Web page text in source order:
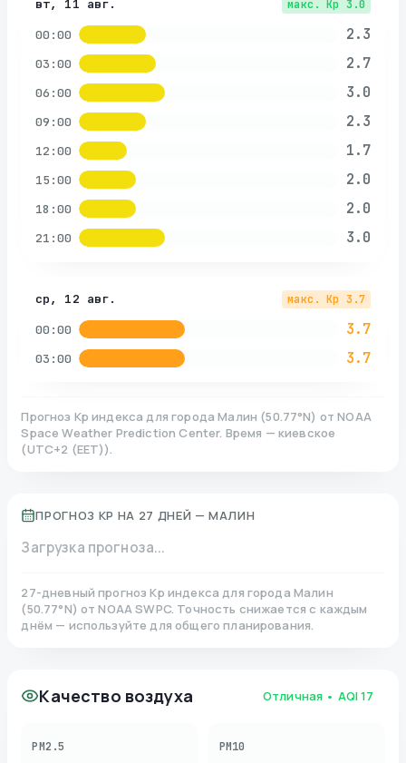
вт, 11 авг. макс. Kp 3.0
00:00 2.3
03:00 2.7
06:00 3.0
09:00 2.3
12:00 1.7
15:00 2.0
18:00 2.0
21:00 3.0
ср, 12 авг. макс. Kp 3.7
00:00 3.7
03:00 3.7
Прогноз Kp индекса для города Малин (50.77°N) от NOAA
Space Weather Prediction Center. Время — киевское
(UTC+2 (EET)).
ПРОГНОЗ KP НА 27 ДНЕЙ — МАЛИН
Загрузка прогноза...
27-дневный прогноз Kp индекса для города Малин
(50.77°N)от NOAA SWPC. Точность снижается с каждым
днём — используйте для общего планирования.
Качество воздуха Отличная • AQI17
PM2.5 PM10